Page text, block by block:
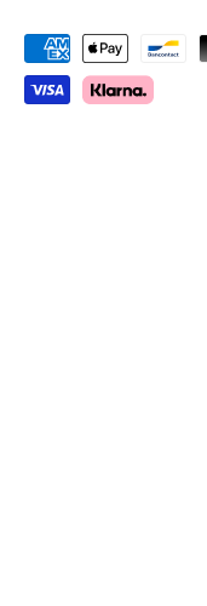
Betaalmethoden